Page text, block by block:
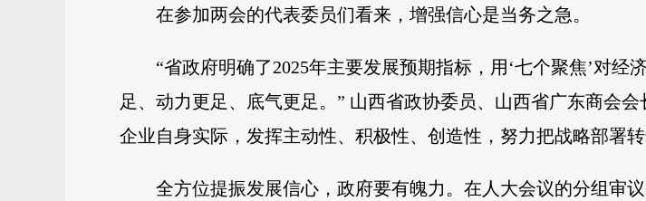
在参加两会的代表委员们看来，增强信心是当务之急。
“省政府明确了2025年主要发展预期指标，用‘七个聚焦’对
足、动力更足、底气更足。” 山西省政协委员、山西省广东商会
企业自身实际，发挥主动性、积极性、创造性，努力把战略部署转
全方位提振发展信心，政府要有魄力。在人大会议的分组审